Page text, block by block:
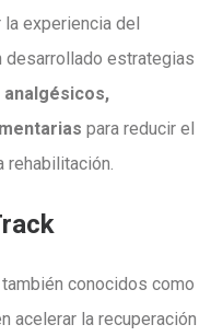
la experiencia del
desarrollado estrategias
analgésicos,
para reducir el
rehabilitación.
también conocidos como
acelerar la recuperación